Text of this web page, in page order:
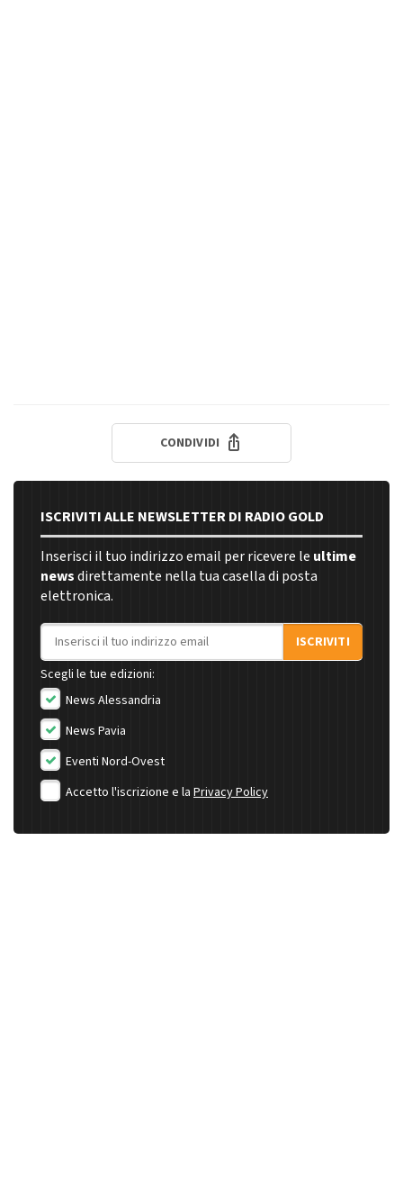
CONDIVIDI
ISCRIVITI ALLE NEWSLETTER DI RADIO GOLD
Inserisci il tuo indirizzo email per ricevere le ultime
newsdirettamente nella tua casella di posta
elettronica.
Indirizzo email
ISCRIVITI
Scegli le tue edizioni:
News Alessandria
News Pavia
Eventi Nord-Ovest
Accetto l'iscrizione e la Privacy Policy